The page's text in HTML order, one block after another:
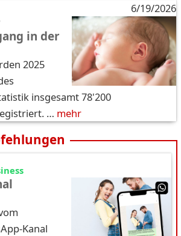
6/19/2026
in der
2025
insgesamt 78'200
… mehr
Kanal